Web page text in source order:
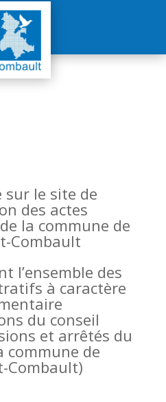
sur le site de
des actes
la commune de
Combault
l’ensemble des
à caractère
du conseil
et arrêtés du
commune de
Combault)